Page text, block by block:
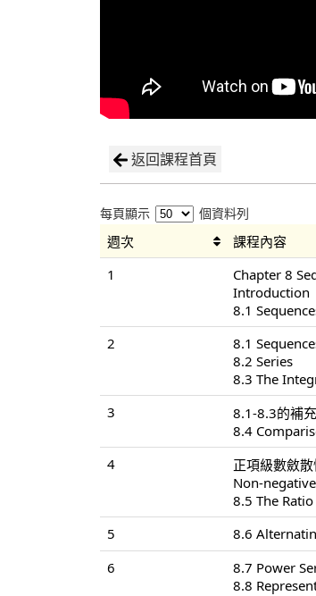
返回課程首頁
每頁顯示 個資料列
週次 課程內容
1
Chapter 8
Introduction
8.1
2
8.1
8.2 Series
8.3 The
3
8.1-8.3的補
8.4
4
正項級數斂
Non-
8.5 The
5 8.6
6
8.7 Power
8.8